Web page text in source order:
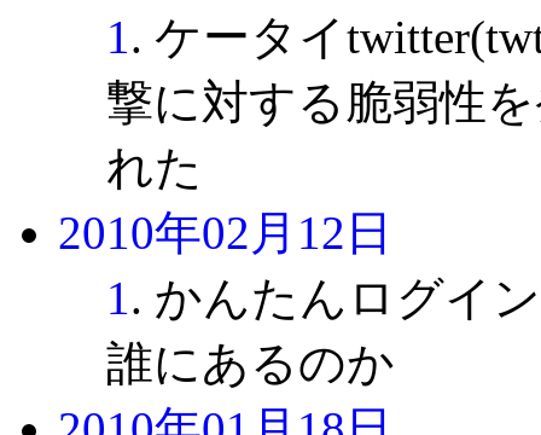
1. ケータイ
撃に対する脆弱性
れた
2010年02月12日
1. かんたんログイ
誰にあるのか